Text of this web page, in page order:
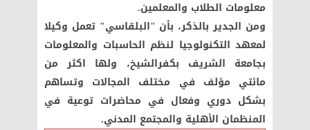
معلومات الطلاب والمعلمين.
ومن الجدير بالذكر، بأن "البلقاسي" تعمل وكيلا
لمعهد التكنولوجيا لنظم الحاسبات والمعلومات
بجامعة الشريف بكفرالشيخ، ولها اكثر من
مائتي مؤلف في مختلف المجالات وتساهم
بشكل دوري وفعال في محاضرات توعية في
المنظمان الأهلية والمجتمع المدني.